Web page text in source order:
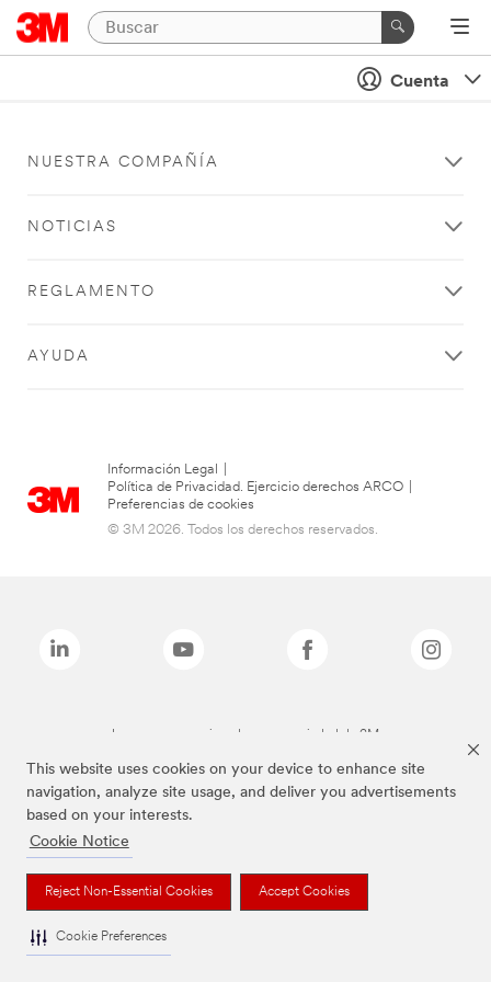
This website uses cookies on your device to enhance site
navigation, analyze site usage, and deliver you advertisements
based on your interests.
Cookie Notice
Reject Non-Essential Cookies Accept Cookies
Cookie Preferences
Cuenta
NUESTRA COMPAÑÍA
NOTICIAS
REGLAMENTO
AYUDA
Información Legal
Política de Privacidad. Ejercicio derechos ARCO
Preferencias de cookies
© 3M 2026. Todos los derechos reservados.
Las marcas mencionadas son propiedad de 3M